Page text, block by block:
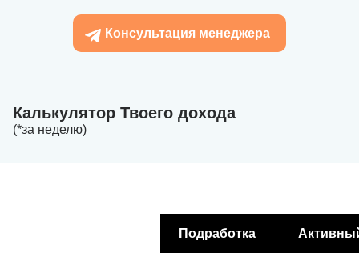
Консультация менеджера
Калькулятор Твоего дохода
(*за неделю)
Подработка